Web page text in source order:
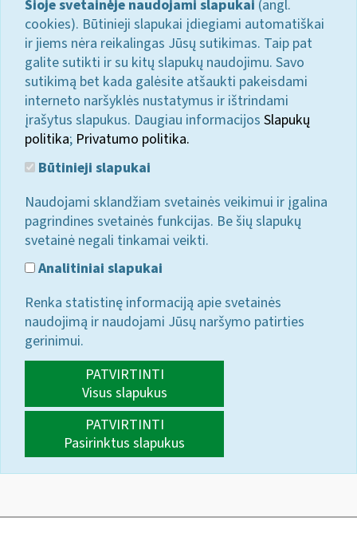
Šioje svetainėje naudojami slapukai (angl.
cookies). Būtinieji slapukai įdiegiami automatiškai
ir jiems nėra reikalingas Jūsų sutikimas. Taip pat
galite sutikti ir su kitų slapukų naudojimu. Savo
sutikimą bet kada galėsite atšaukti pakeisdami
interneto naršyklės nustatymus ir ištrindami
įrašytus slapukus. Daugiau informacijos Slapukų
politika; Privatumo politika.
Būtinieji slapukai
Naudojami sklandžiam svetainės veikimui ir įgalina
pagrindines svetainės funkcijas. Be šių slapukų
svetainė negali tinkamai veikti.
Analitiniai slapukai
Renka statistinę informaciją apie svetainės
naudojimą ir naudojami Jūsų naršymo patirties
gerinimui.
PATVIRTINTI
Visus slapukus
PATVIRTINTI
Pasirinktus slapukus